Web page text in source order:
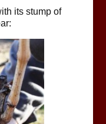
its stump of